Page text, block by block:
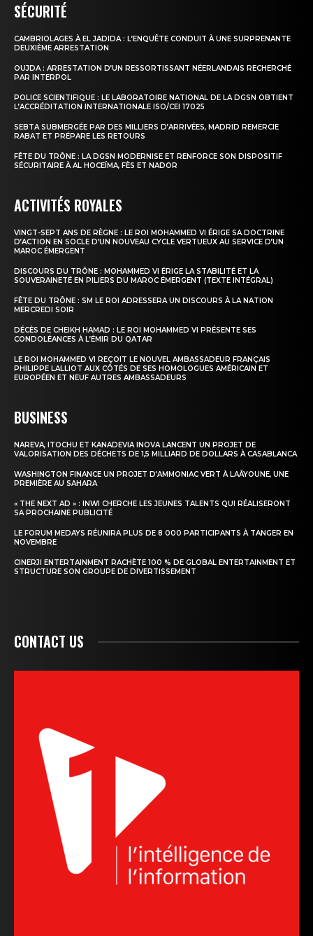
SÉCURITÉ
CAMBRIOLAGES À EL JADIDA : L’ENQUÊTE CONDUIT À UNE SURPRENANTE
DEUXIÈME ARRESTATION
OUJDA : ARRESTATION D’UN RESSORTISSANT NÉERLANDAIS RECHERCHÉ
PAR INTERPOL
POLICE SCIENTIFIQUE : LE LABORATOIRE NATIONAL DE LA DGSN OBTIENT
L’ACCRÉDITATION INTERNATIONALE ISO/CEI 17025
SEBTA SUBMERGÉE PAR DES MILLIERS D’ARRIVÉES, MADRID REMERCIE
RABAT ET PRÉPARE LES RETOURS
FÊTE DU TRÔNE : LA DGSN MODERNISE ET RENFORCE SON DISPOSITIF
SÉCURITAIRE À AL HOCEÏMA, FÈS ET NADOR
ACTIVITÉS ROYALES
VINGT-SEPT ANS DE RÈGNE : LE ROI MOHAMMED VI ÉRIGE SA DOCTRINE
D’ACTION EN SOCLE D’UN NOUVEAU CYCLE VERTUEUX AU SERVICE D’UN
MAROC ÉMERGENT
DISCOURS DU TRÔNE : MOHAMMED VI ÉRIGE LA STABILITÉ ET LA
SOUVERAINETÉ EN PILIERS DU MAROC ÉMERGENT (TEXTE INTÉGRAL)
FÊTE DU TRÔNE : SM LE ROI ADRESSERA UN DISCOURS À LA NATION
MERCREDI SOIR
DÉCÈS DE CHEIKH HAMAD : LE ROI MOHAMMED VI PRÉSENTE SES
CONDOLÉANCES À L’ÉMIR DU QATAR
LE ROI MOHAMMED VI REÇOIT LE NOUVEL AMBASSADEUR FRANÇAIS
PHILIPPE LALLIOT AUX CÔTÉS DE SES HOMOLOGUES AMÉRICAIN ET
EUROPÉEN ET NEUF AUTRES AMBASSADEURS
BUSINESS
NAREVA, ITOCHU ET KANADEVIA INOVA LANCENT UN PROJET DE
VALORISATION DES DÉCHETS DE 1,5 MILLIARD DE DOLLARS À CASABLANCA
WASHINGTON FINANCE UN PROJET D’AMMONIAC VERT À LAÂYOUNE, UNE
PREMIÈRE AU SAHARA
« THE NEXT AD » : INWI CHERCHE LES JEUNES TALENTS QUI RÉALISERONT
SA PROCHAINE PUBLICITÉ
LE FORUM MEDAYS RÉUNIRA PLUS DE 8 000 PARTICIPANTS À TANGER EN
NOVEMBRE
CINERJI ENTERTAINMENT RACHÈTE 100 % DE GLOBAL ENTERTAINMENT ET
STRUCTURE SON GROUPE DE DIVERTISSEMENT
CONTACT US